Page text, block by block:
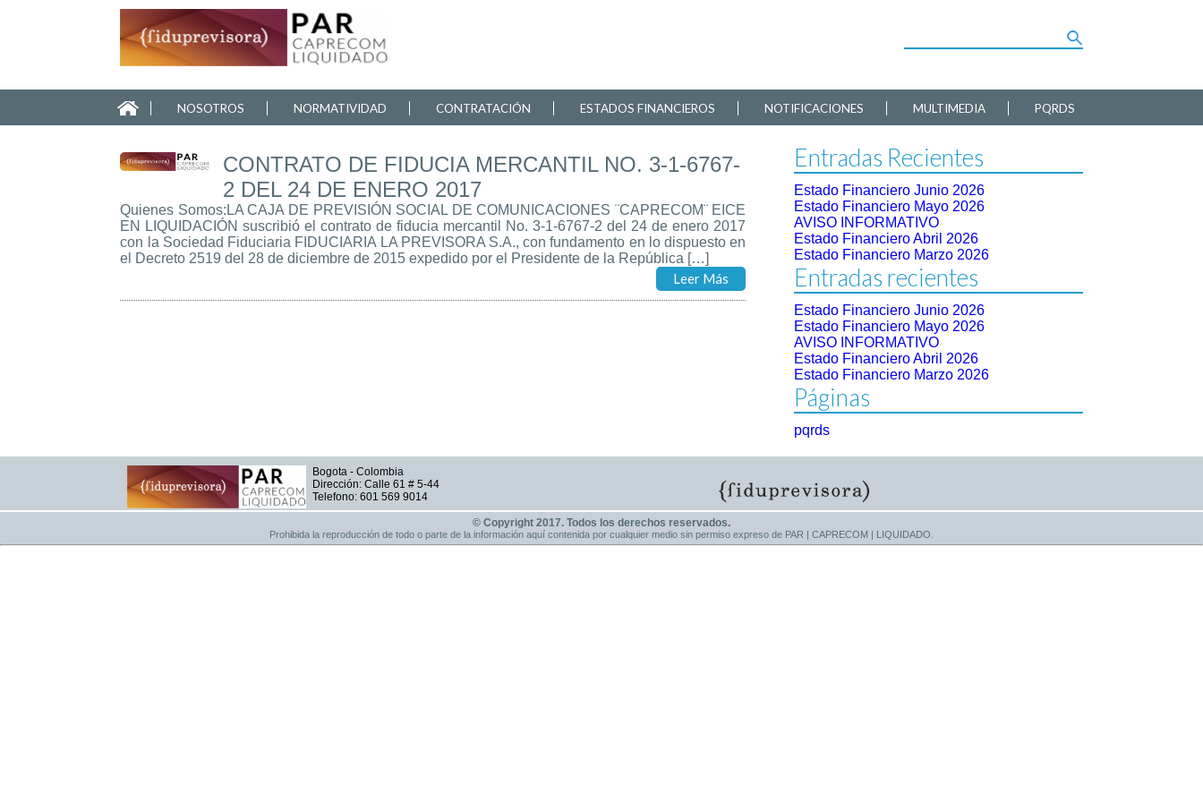
NOSOTROS NORMATIVIDAD CONTRATACIÓN ESTADOS FINANCIEROS NOTIFICACIONES MULTIMEDIA PQRDS
Entradas Recientes
Estado Financiero Junio 2026
Estado Financiero Mayo 2026
AVISO INFORMATIVO
Estado Financiero Abril 2026
Estado Financiero Marzo 2026
Entradas recientes
Estado Financiero Junio 2026
Estado Financiero Mayo 2026
AVISO INFORMATIVO
Estado Financiero Abril 2026
Estado Financiero Marzo 2026
Páginas
pqrds
CONTRATO DE FIDUCIA MERCANTIL NO. 3-1-6767-
2 DEL 24 DE ENERO 2017
Quienes Somos:LA CAJA DE PREVISIÓN SOCIAL DE COMUNICACIONES ¨CAPRECOM¨ EICE
EN LIQUIDACIÓN suscribió el contrato de fiducia mercantil No. 3-1-6767-2 del 24 de enero 2017
con la Sociedad Fiduciaria FIDUCIARIA LA PREVISORA S.A., con fundamento en lo dispuesto en
el Decreto 2519 del 28 de diciembre de 2015 expedido por el Presidente de la República […]
Leer Más
Bogota - Colombia
Dirección: Calle 61 # 5-44
Telefono: 601 569 9014
© Copyright 2017. Todos los derechos reservados.
Prohibida la reproducción de todo o parte de la información aquí contenida por cualquier medio sin permiso expreso de PAR | CAPRECOM | LIQUIDADO.